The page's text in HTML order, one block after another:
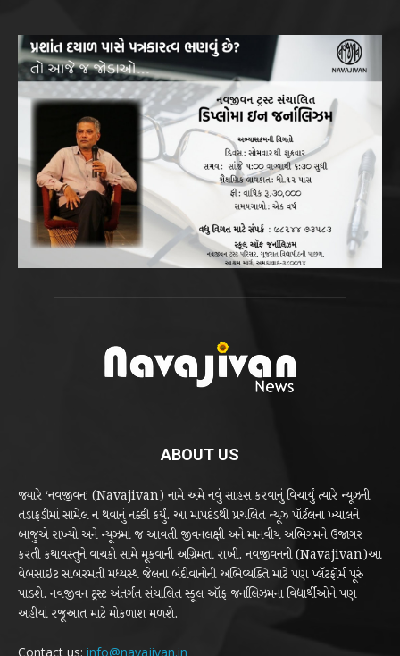
ABOUT US
જ્યારે ‘નવજીવન’ (Navajivan) નામે અમે નવું સાહસ કરવાનું વિચાર્યું ત્યારે ન્યૂઝની
તડાફડીમાં સામેલ ન થવાનું નક્કી કર્યું. આ માપદંડથી પ્રચલિત ન્યૂઝ પૉર્ટલના ખ્યાલને
બાજુએ રાખ્યો અને ન્યૂઝમાં જ આવતી જીવનલક્ષી અને માનવીય અભિગમને ઉજાગર
કરતી કથાવસ્તુને વાચકો સામે મૂકવાની અગ્રિમતા રાખી. નવજીવનની (Navajivan)આ
વેબસાઇટ સાબરમતી મધ્યસ્થ જેલના બંદીવાનોની અભિવ્યક્તિ માટે પણ પ્લૅટફૉર્મ પૂરું
પાડશે. નવજીવન ટ્રસ્ટ અંતર્ગત સંચાલિત સ્કૂલ ઑફ જર્નાલિઝમના વિદ્યાર્થીઓને પણ
અહીંયાં રજૂઆત માટે મોકળાશ મળશે.
Contact us: info@navajivan.in